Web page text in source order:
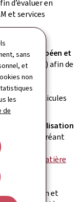
sans
et
non
les
de
d’évaluer en
et services
Européen et
Road Safety) afin de
à
de
des véhicules
sur la digitalisation
élargi, en créant
telles
en matière
et